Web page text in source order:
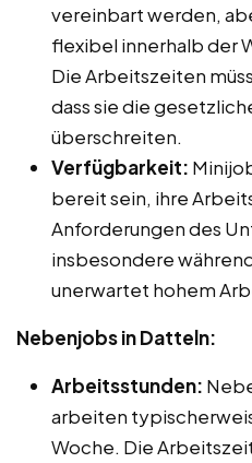
vereinbart werden,
flexibel innerhalb der
Die Arbeitszeiten
dass sie die
überschreiten.
Verfügbarkeit:
bereit sein, ihre
Anforderungen des
insbesondere
unerwartet hohem
Nebenjobs in Datteln:
Arbeitsstunden:
arbeiten
Woche. Die